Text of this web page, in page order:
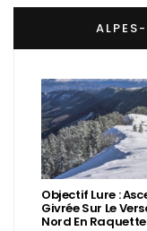
Objectif Lure :
Givrée Sur Le
Nord En